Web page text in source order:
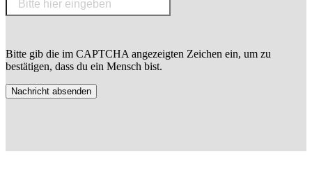
Bitte gib die im CAPTCHA angezeigten Zeichen ein, um zu
bestätigen, dass du ein Mensch bist.